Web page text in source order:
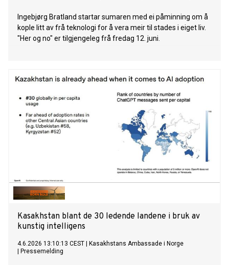
Ingebjørg Bratland startar sumaren med ei påminning om å
kople litt av frå teknologi for å vera meir til stades i eiget liv.
"Her og no" er tilgjengeleg frå fredag 12. juni.
Kasakhstan blant de 30 ledende landene i bruk av
kunstig intelligens
4.6.2026 13:10:13 CEST
Kasakhstans Ambassade i Norge
Pressemelding